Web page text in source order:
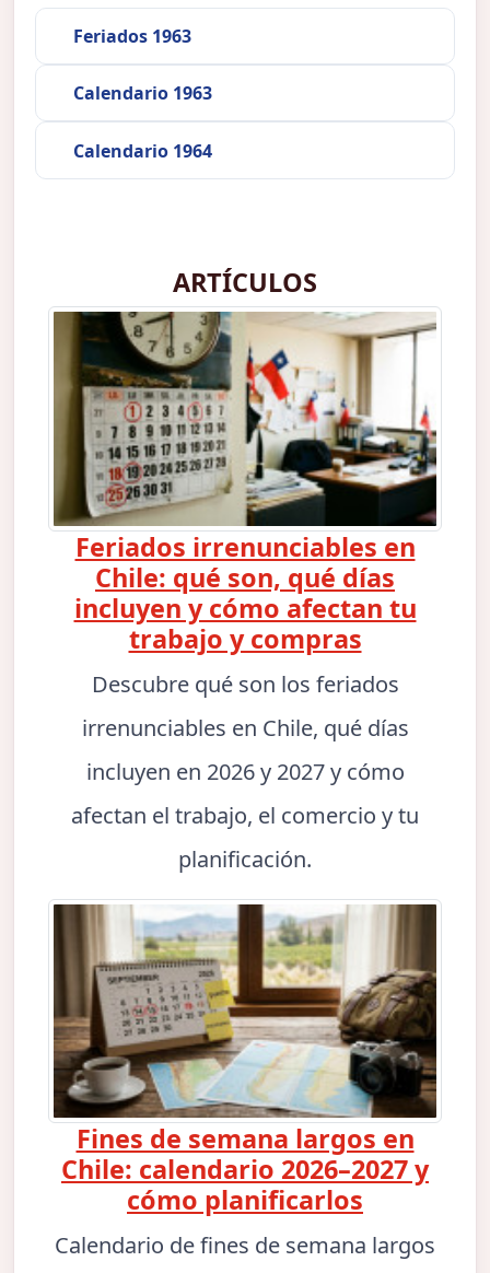
Feriados 1963
Calendario 1963
Calendario 1964
ARTÍCULOS
Feriados irrenunciables en
Chile: qué son, qué días
incluyen y cómo afectan tu
trabajo y compras
Descubre qué son los feriados
irrenunciables en Chile, qué días
incluyen en 2026 y 2027 y cómo
afectan el trabajo, el comercio y tu
planificación.
Fines de semana largos en
Chile: calendario 2026–2027 y
cómo planificarlos
Calendario de fines de semana largos